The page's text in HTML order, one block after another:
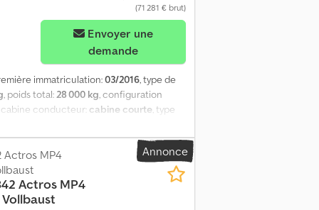
et contrôle de sécurité Nos
: * Site web : * Du lundi au vendredi :
(71 281 € brut)
demande
immatriculation:03/2016, type de
, poids total: 28 000 kg , configuration
, cabine conducteur: cabine courte , type
chauffage de stationnement,
régulateur de vitesse
, Mercedes-Benz
en circulation : 03/2016 579 600 km,
Boîte de vitesses automatique
de remorque Suspension à
Annonce
Actros MP4
Actros MP4